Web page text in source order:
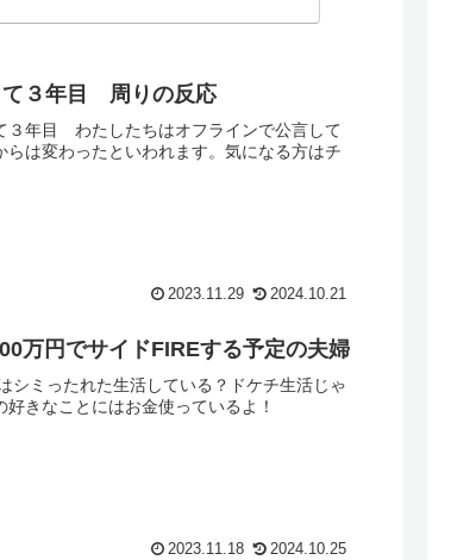
て３年目 周りの反応
３年目 わたしたちはオフラインで公言して
らは変わったといわれます。気になる方はチ
2023.11.29 2024.10.21
万円でサイドFIREする予定の夫婦
シミったれた生活している？ドケチ生活じゃ
きなことにはお金使っているよ！
2023.11.18 2024.10.25